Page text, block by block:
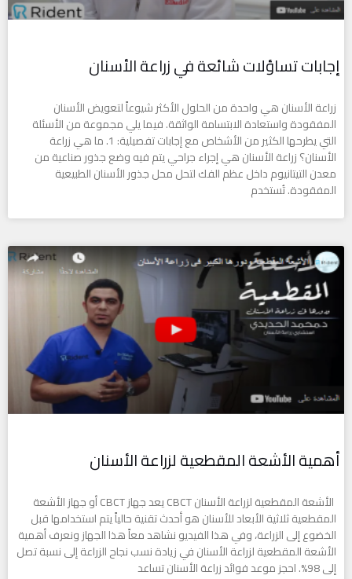
إجابات تساؤلات شائعة في زراعة الأسنان
زراعة الأسنان هي واحدة من الحلول الأكثر شيوعاً لتعويض الأسنان
المفقودة واستعادة الابتسامة الواثقة. فيما يلي مجموعة من الأسئلة
التي يطرحها الكثير من الأشخاص مع إجابات تفصيلية: 1. ما هي زراعة
الأسنان؟ زراعة الأسنان هي إجراء جراحي يتم فيه وضع جذور صناعية من
معدن التيتانيوم داخل عظم الفك لتحل محل جذور الأسنان الطبيعية
المفقودة. تُستخدم
أهمية الأشعة المقطعية لزراعة الأسنان
الأشعة المقطعية لزراعة الأسنان CBCT يعد جهاز CBCT أو جهاز الأشعة
المقطعية ثلاثية الأبعاد للأسنان هو أحدث تقنية حالياً يتم استخدامها قبل
الخضوع إلى الزراعة، وفي هذا الفيديو نشاهد معاً هذا الجهاز ونعرف أهمية
الأشعة المقطعية لزراعة الأسنان في زيادة نسب نجاح الزراعة إلى نسبة تصل
إلى 98%. احجز موعد فوائد زراعة الأسنان تساعد